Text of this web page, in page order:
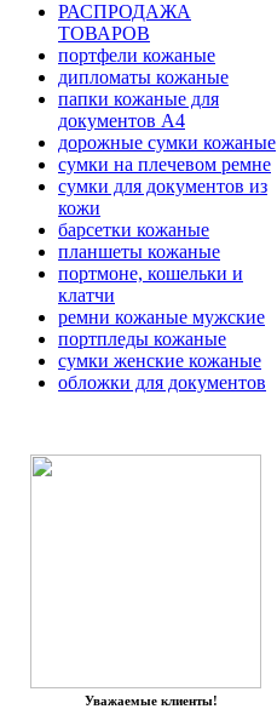
РАСПРОДАЖА
ТОВАРОВ
портфели кожаные
дипломаты кожаные
папки кожаные для
документов А4
дорожные сумки кожаные
сумки на плечевом ремне
сумки для документов из
кожи
барсетки кожаные
планшеты кожаные
портмоне, кошельки и
клатчи
ремни кожаные мужские
портпледы кожаные
сумки женские кожаные
обложки для документов
Уважаемые клиенты!